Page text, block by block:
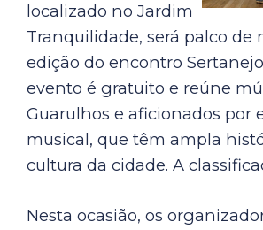
localizado no Jardim
Tranquilidade, será palco de
edição do encontro
evento é gratuito e reúne
Guarulhos e aficionados por
musical, que têm ampla
cultura da cidade. A
Nesta ocasião, os